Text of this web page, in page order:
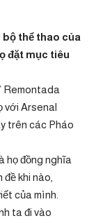
bộ thể thao của
đặt mục tiêu
Remontada
với Arsenal
trên các Pháo
họ đồng nghĩa
khi nào,
của mình.
ta đi vào